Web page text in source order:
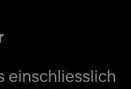
einschliesslich